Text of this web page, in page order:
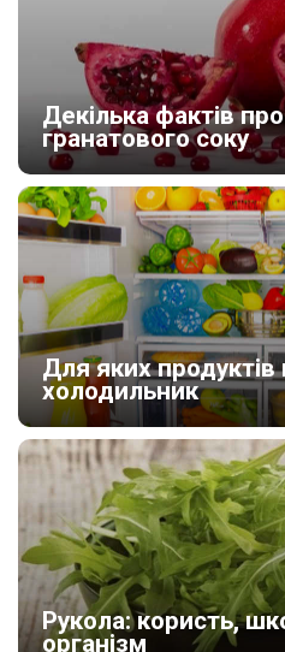
Декілька фактів
гранатового соку
Для яких продуктів
холодильник
Рукола: користь,
організм